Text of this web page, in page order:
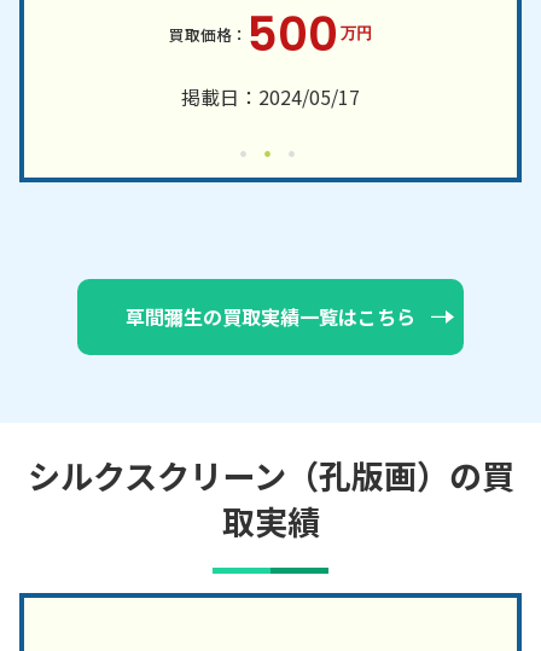
500 万円
掲載日：2024/05/17
草間彌生の買取実績一覧はこちら
シルクスクリーン（孔版画）の買
取実績